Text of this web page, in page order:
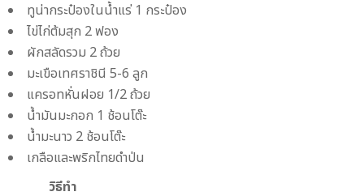
ทูน่ากระป๋องในน้ำแร่ 1 กระป๋อง
ไข่ไก่ต้มสุก 2 ฟอง
ผักสลัดรวม 2 ถ้วย
มะเขือเทศราชินี 5-6 ลูก
แครอทหั่นฝอย 1/2 ถ้วย
น้ำมันมะกอก 1 ช้อนโต๊ะ
น้ำมะนาว 2 ช้อนโต๊ะ
เกลือและพริกไทยดำป่น
วิธีทำ